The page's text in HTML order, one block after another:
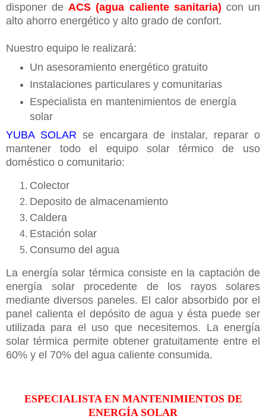
disponer de ACS (agua caliente sanitaria) con un
alto ahorro energético y alto grado de confort.
Nuestro equipo le realizará:
Un asesoramiento energético gratuito
Instalaciones particulares y comunitarias
Especialista en mantenimientos de energía
solar
YUBA SOLAR se encargara de instalar, reparar o
mantener todo el equipo solar térmico de uso
doméstico o comunitario:
Colector
Deposito de almacenamiento
Caldera
Estación solar
Consumo del agua
La energía solar térmica consiste en la captación de
energía solar procedente de los rayos solares
mediante diversos paneles. El calor absorbido por el
panel calienta el depósito de agua y ésta puede ser
utilizada para el uso que necesitemos. La energía
solar térmica permite obtener gratuitamente entre el
60% y el 70% del agua caliente consumida.
ESPECIALISTA EN MANTENIMIENTOS DE
ENERGÍA SOLAR